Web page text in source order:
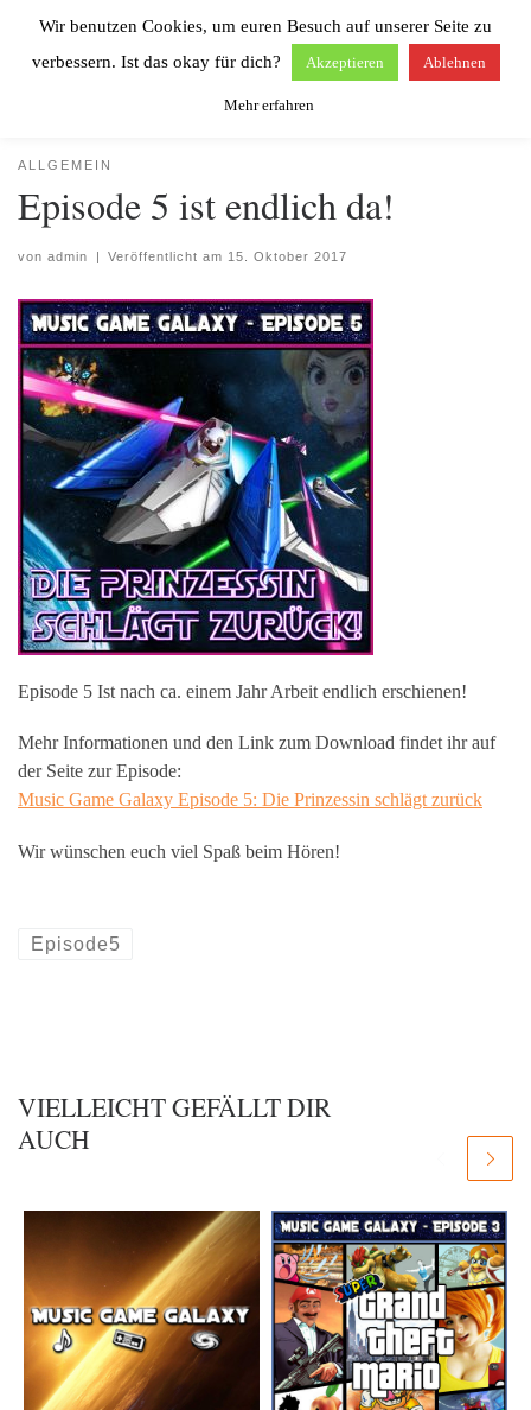
Zum Inhalt springen
Search
Episode 5 ist endlich da!
ALLGEMEIN
Episode 5 ist endlich da!
von admin | Veröffentlicht am 15. Oktober 2017
Episode 5 Ist nach ca. einem Jahr Arbeit endlich erschienen!
Mehr Informationen und den Link zum Download findet ihr auf
der Seite zur Episode:
Music Game Galaxy Episode 5: Die Prinzessin schlägt zurück
Wir wünschen euch viel Spaß beim Hören!
Episode5
VIELLEICHT GEFÄLLT DIR
AUCH
Wir benutzen Cookies, um euren Besuch auf unserer Seite zu
verbessern. Ist das okay für dich?
Akzeptieren Ablehnen
Mehr erfahren